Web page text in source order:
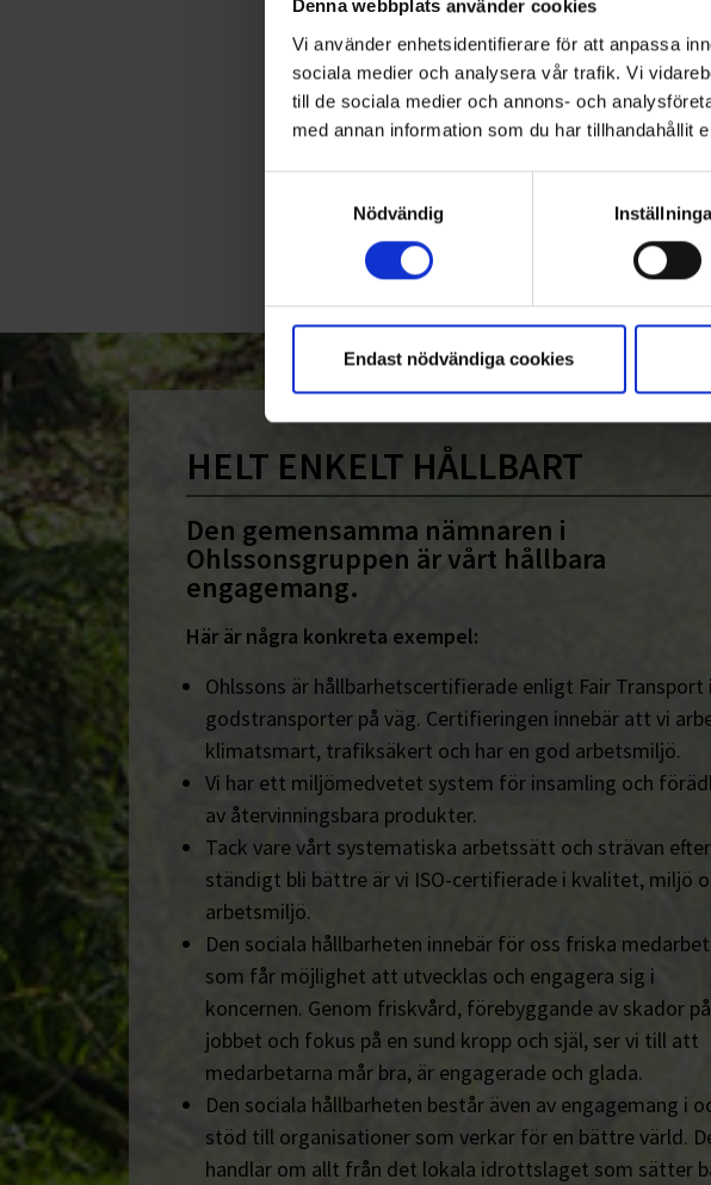
Denna webbplats använder cookies
Vi använder enhetsidentifierare för att anpassa
sociala medier och analysera vår trafik. Vi
till de sociala medier och annons- och
med annan information som du har tillhandahållit
Nödvändig
Endast nödvändiga cookies
HELT ENKELT HÅLLBART
Den gemensamma nämnaren i
Ohlssonsgruppen är vårt hållbara
engagemang.
Här är några konkreta exempel:
Ohlssons är hållbarhetscertifierade enligt Fair Transport i
godstransporter på väg. Certifieringen innebär att vi
klimatsmart, trafiksäkert och har en god arbetsmiljö.
Vi har ett miljömedvetet system för insamling och
av återvinningsbara produkter.
Tack vare vårt systematiska arbetssätt och strävan
ständigt bli bättre är vi ISO-certifierade i kvalitet, miljö
arbetsmiljö.
Den sociala hållbarheten innebär för oss friska
som får möjlighet att utvecklas och engagera sig i
koncernen. Genom friskvård, förebyggande av skador på
jobbet och fokus på en sund kropp och själ, ser vi till att
medarbetarna mår bra, är engagerade och glada.
Den sociala hållbarheten består även av engagemang i
stöd till organisationer som verkar för en bättre värld.
handlar om allt från det lokala idrottslaget som sätter